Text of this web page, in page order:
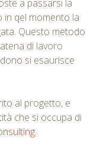
a passarsi la
in qel momento la
Questo metodo
di lavoro
si esaurisce
al progetto, e
che si occupa di
.